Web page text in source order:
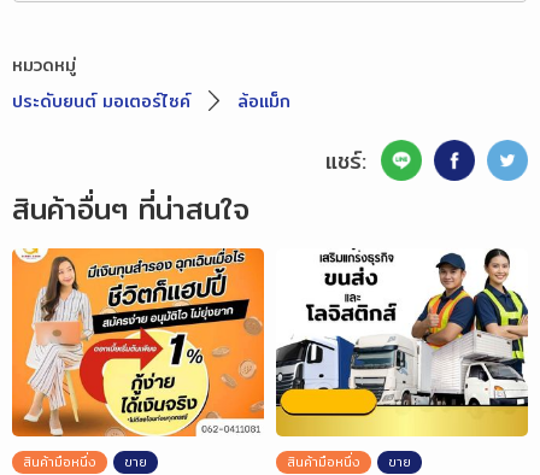
หมวดหมู่
ประดับยนต์ มอเตอร์ไซค์
ล้อแม็ก
แชร์:
สินค้าอื่นๆ ที่น่าสนใจ
สินค้ามือหนึ่ง ขาย สินค้ามือหนึ่ง ขาย